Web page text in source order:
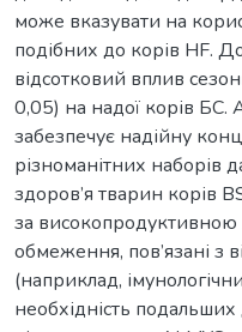
може вказувати на
подібних до корів HF.
відсотковий вплив
0,05) на надої корів БС.
забезпечує надійну
різноманітних наборів
здоров’я тварин корів
за
обмеження, пов’язані з
(наприклад,
необхідність